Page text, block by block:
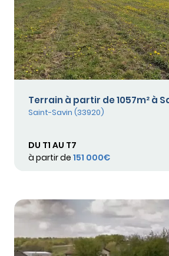
Terrain à partir de 1057m² à
Saint-Savin (33920)
DU T1 AU T7
à partir de 151 000€